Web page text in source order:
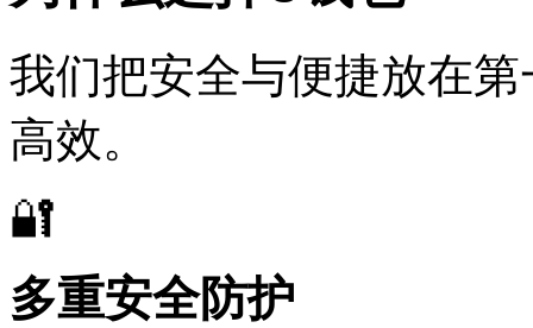
我们把安全与便捷放在第一
高效。
🔐
多重安全防护